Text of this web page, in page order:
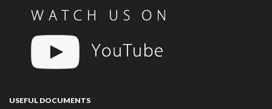
USEFUL DOCUMENTS